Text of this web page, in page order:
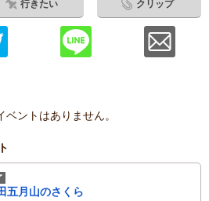
行きたい クリップ
ベントはありません。
五月山のさくら